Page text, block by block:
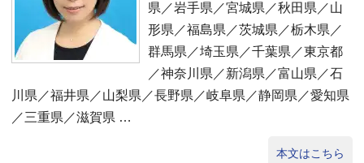
県／岩手県／宮城県／秋田県／山
形県／福島県／茨城県／栃木県／
群馬県／埼玉県／千葉県／東京都
／神奈川県／新潟県／富山県／石
川県／福井県／山梨県／長野県／岐阜県／静岡県／愛知県
／三重県／滋賀県 …
本文はこちら